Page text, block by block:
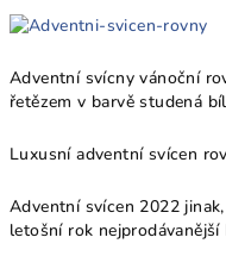
Adventní svícny vánoční
řetězem v barvě studená
Luxusní adventní svícen
Adventní svícen 2022
letošní rok